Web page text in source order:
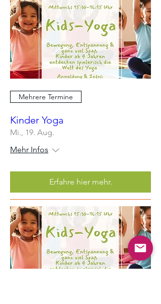
Mehrere Termine
Kinder Yoga
Mi., 19. Aug.
Mehr Infos
Erfahre hier mehr.